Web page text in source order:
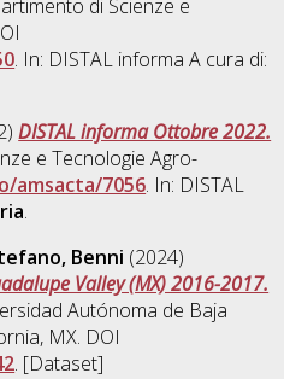
di Scienze e
. In: DISTAL informa A cura di:
DISTAL informa Ottobre 2022.
e Tecnologie Agro-
amsacta/7056. In: DISTAL
.
Benni (2024)
Valley (MX) 2016-2017.
Autónoma de Baja
MX. DOI
. [Dataset]